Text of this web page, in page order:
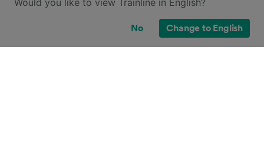
Would you like to view Trainline in English?
No Change to English